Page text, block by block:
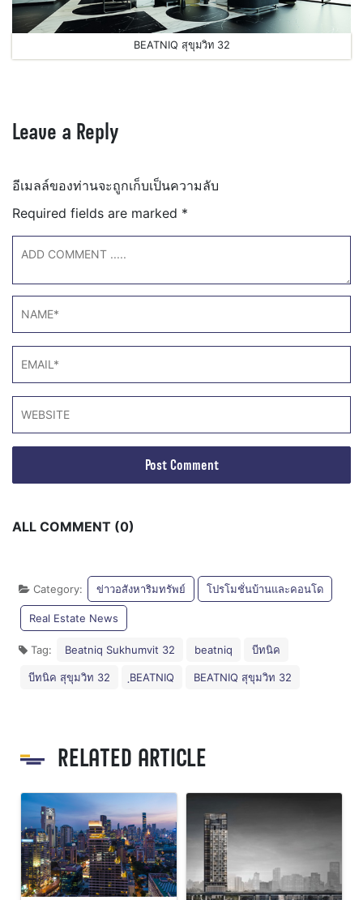
BEATNIQ สุขุมวิท 32
Leave a Reply
อีเมลล์ของท่านจะถูกเก็บเป็นความลับ
Required fields are marked *
ALL COMMENT (0)
Category: ข่าวอสังหาริมทรัพย์ โปรโมชั่นบ้านและคอนโด
Real Estate News
Tag: Beatniq Sukhumvit 32 beatniq บีทนิค
บีทนิค สุขุมวิท 32 ฺBEATNIQ BEATNIQ สุขุมวิท 32
RELATED ARTICLE